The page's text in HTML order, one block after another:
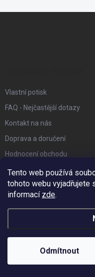
Tento web používá
tohoto webu vyjadřujete
informací zde.
Odmítnout
Vlastní potisk
FAQ - Nejčastější dotazy
Kontakt na nás
Doprava a doručení
Hodnocení obchodu
Reklamace a vrácení zboží
Obchodní podmínky
Podmínky ochrany osobních
Náš Blog